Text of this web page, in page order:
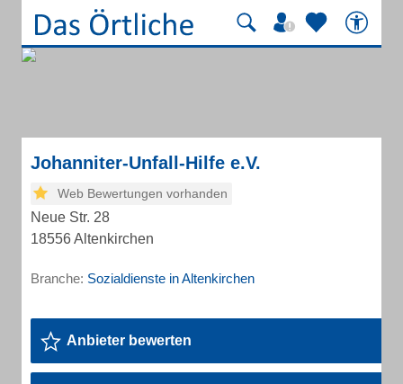
Johanniter-Unfall-Hilfe e.V.
Web Bewertungen vorhanden
Neue Str. 28
18556 Altenkirchen
Branche: Sozialdienste in Altenkirchen
Anbieter bewerten